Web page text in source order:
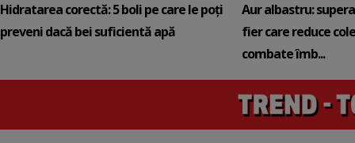
Hidratarea corectă: 5 boli pe care le poți
preveni dacă bei suficientă apă
Aur albastru:
fier care reduce
combate îmb...